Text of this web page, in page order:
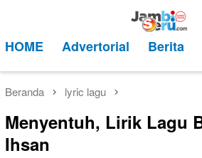
kontenMobile
HOME Advertorial Berita
Beranda lyric lagu
Menyentuh, Lirik Lagu
Ihsan